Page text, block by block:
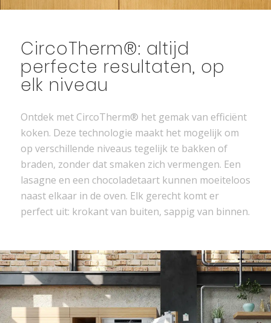
CircoTherm®: altijd
perfecte resultaten, op
elk niveau
Ontdek met CircoTherm® het gemak van efficiënt
koken. Deze technologie maakt het mogelijk om
op verschillende niveaus tegelijk te bakken of
braden, zonder dat smaken zich vermengen. Een
lasagne en een chocoladetaart kunnen moeiteloos
naast elkaar in de oven. Elk gerecht komt er
perfect uit: krokant van buiten, sappig van binnen.